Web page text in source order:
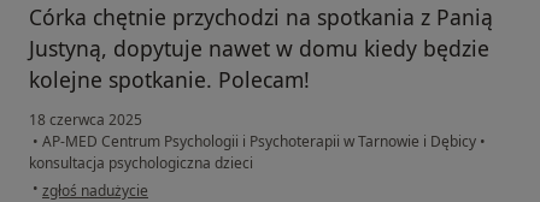
Córka chętnie przychodzi na spotkania z Panią
Justyną, dopytuje nawet w domu kiedy będzie
kolejne spotkanie. Polecam!
18 czerwca 2025
• AP-MED Centrum Psychologii i Psychoterapii w Tarnowie i Dębicy •
konsultacja psychologiczna dzieci
• w opinii użytkownika HH
zgłoś nadużycie